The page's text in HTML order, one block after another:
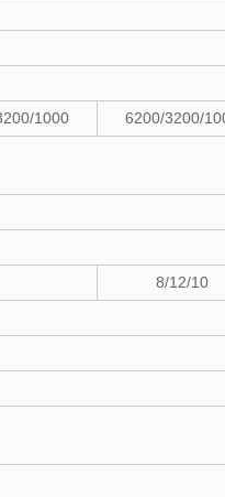
1000 6200/3200/
8/12/10